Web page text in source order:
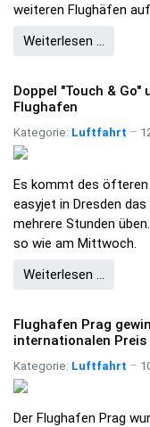
weiteren Flughäfen
Weiterlesen …
Doppel "Touch &
Flughafen
Kategorie: Luftfahrt
Es kommt des öfteren
easyjet in Dresden
mehrere Stunden
so wie am Mittwoch.
Weiterlesen …
Flughafen Prag
internationalen
Kategorie: Luftfahrt
Der Flughafen Prag